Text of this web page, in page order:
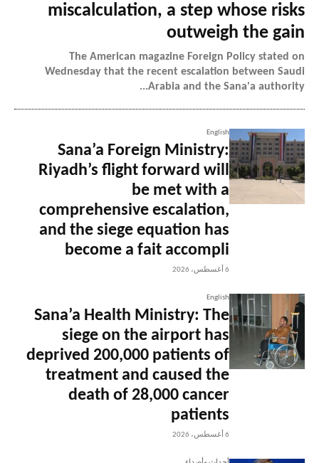
miscalculation, a step whose risks
outweigh the gain
The American magazine Foreign Policy stated on
Wednesday that the recent escalation between Saudi
Arabia and the Sana'a authority...
English
Sana’a Foreign Ministry:
Riyadh’s flight forward will
be met with a
comprehensive escalation,
and the siege equation has
become a fait accompli
6 أغسطس، 2026
English
Sana’a Health Ministry: The
siege on the airport has
deprived 200,000 patients of
treatment and caused the
death of 28,000 cancer
patients
6 أغسطس، 2026